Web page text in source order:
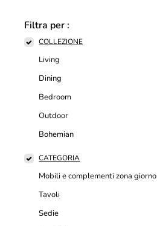
Filtra per :
COLLEZIONE
Living
Dining
Bedroom
Outdoor
Bohemian
CATEGORIA
Mobili e complementi zona giorno
Tavoli
Sedie